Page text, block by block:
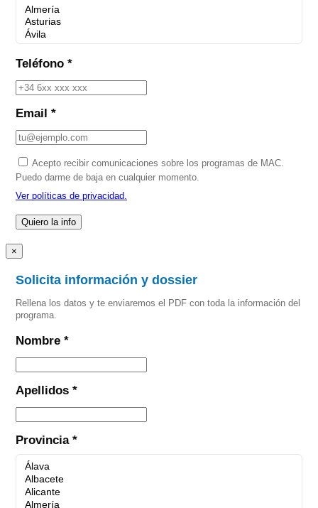
Teléfono *
Email *
Acepto recibir comunicaciones sobre los programas de MAC.
Puedo darme de baja en cualquier momento.
Ver políticas de privacidad.
×
Solicita información y dossier
Rellena los datos y te enviaremos el PDF con toda la información del
programa.
Nombre *
Apellidos *
Provincia *